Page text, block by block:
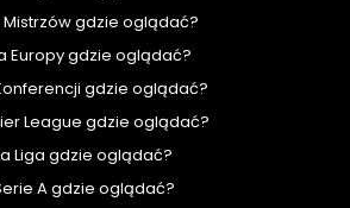
Mistrzów gdzie oglądać?
Europy gdzie oglądać?
gdzie oglądać?
League gdzie oglądać?
Liga gdzie oglądać?
A gdzie oglądać?